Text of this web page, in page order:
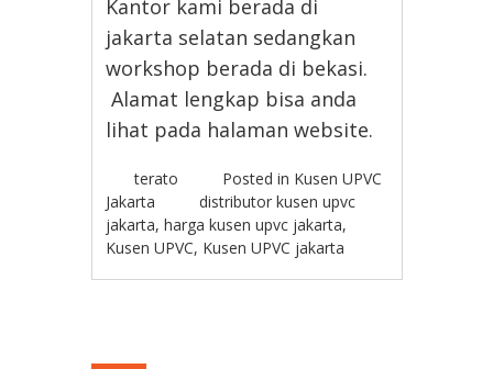
Kantor kami berada di
jakarta selatan sedangkan
workshop berada di bekasi.
Alamat lengkap bisa anda
lihat pada halaman website.
terato Posted in Kusen UPVC
Jakarta
distributor kusen upvc
jakarta,harga kusen upvc jakarta,
Kusen UPVC, Kusen UPVC jakarta